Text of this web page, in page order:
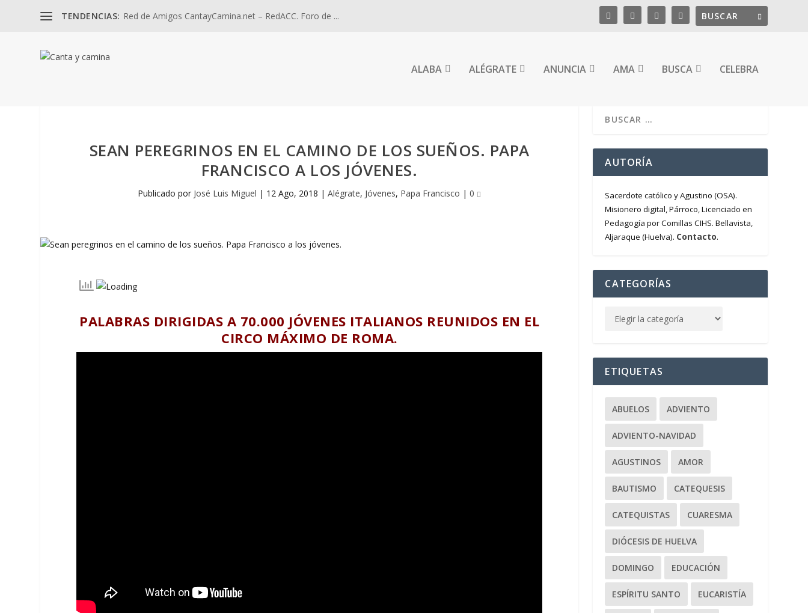
TENDENCIAS: Red de Amigos CantayCamina.net – RedACC. Foro de ...
ALABA ALÉGRATE ANUNCIA AMA BUSCA CELEBRA
SEAN PEREGRINOS EN EL CAMINO DE LOS SUEÑOS. PAPA
FRANCISCO A LOS JÓVENES.
Publicado por José Luis Miguel | 12 Ago, 2018 |Alégrate, Jóvenes, Papa Francisco |0
PALABRAS DIRIGIDAS A 70.000 JÓVENES ITALIANOS REUNIDOS EN EL
CIRCO MÁXIMO DE ROMA.
AUTORÍA
Sacerdote católico y Agustino (OSA).
Misionero digital, Párroco, Licenciado en
Pedagogía por Comillas CIHS. Bellavista,
Aljaraque (Huelva). Contacto.
CATEGORÍAS
ETIQUETAS
ABUELOS ADVIENTO
ADVIENTO-NAVIDAD
AGUSTINOS AMOR
BAUTISMO CATEQUESIS
CATEQUISTAS CUARESMA
DIÓCESIS DE HUELVA
DOMINGO EDUCACIÓN
ESPÍRITU SANTO EUCARISTÍA